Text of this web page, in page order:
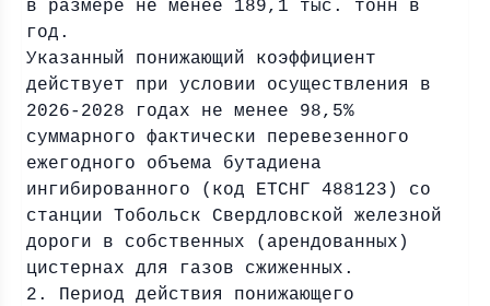
в размере не менее 189,1 тыс. тонн в
год.
Указанный понижающий коэффициент
действует при условии осуществления в
2026-2028 годах не менее 98,5%
суммарного фактически перевезенного
ежегодного объема бутадиена
ингибированного (код ЕТСНГ 488123) со
станции Тобольск Свердловской железной
дороги в собственных (арендованных)
цистернах для газов сжиженных.
2. Период действия понижающего